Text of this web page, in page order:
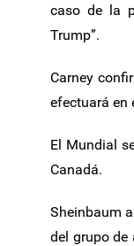
caso de la
Trump”.
Carney
efectuará en
El Mundial
Canadá.
Sheinbaum
del grupo de